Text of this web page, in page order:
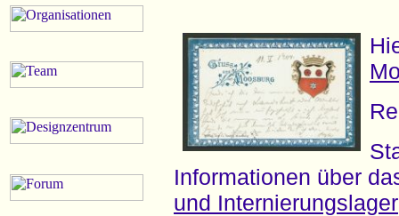
Informationen über
und Internierungslager